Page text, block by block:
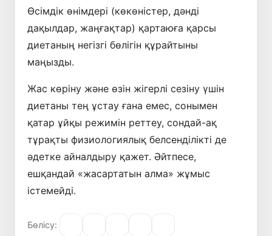
Өсімдік өнімдері (көкөністер, дәнді
дақылдар, жаңғақтар) қартаюға қарсы
диетаның негізгі бөлігін құрайтыны
маңызды.
Жас көріну және өзін жігерлі сезіну үшін
диетаны тең ұстау ғана емес, сонымен
қатар ұйқы режимін реттеу, сондай-ақ
тұрақты физиологиялық белсенділікті де
әдетке айналдыру қажет. Әйтпесе,
ешқандай «жасартатын алма» жұмыс
істемейді.
Бөлісу: